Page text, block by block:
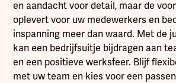
en aandacht voor detail, maar de
oplevert voor uw medewerkers en
inspanning meer dan waard. Met de
kan een bedrijfsuitje bijdragen aan
en een positieve werksfeer. Blijf
met uw team en kies voor een